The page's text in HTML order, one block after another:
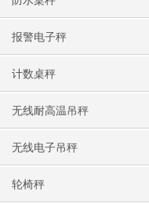
报警电子秤
计数桌秤
无线耐高温吊秤
无线电子吊秤
轮椅秤